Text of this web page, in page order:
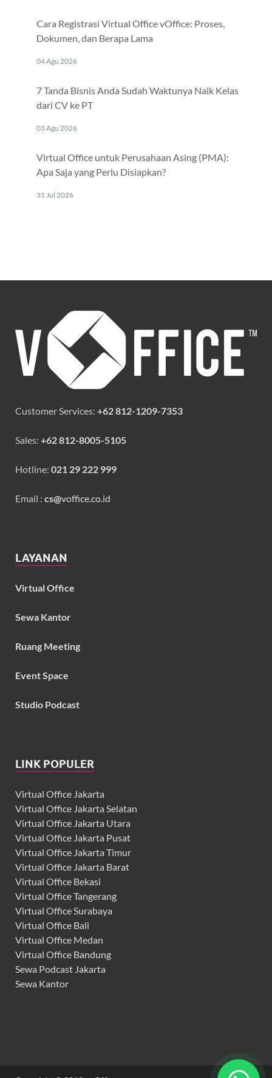
Cara Registrasi Virtual Office vOffice: Proses,
Dokumen, dan Berapa Lama
04 Agu 2026
7 Tanda Bisnis Anda Sudah Waktunya Naik Kelas
dari CV ke PT
03 Agu 2026
Virtual Office untuk Perusahaan Asing (PMA):
Apa Saja yang Perlu Disiapkan?
31 Jul 2026
Customer Services: +62 812-1209-7353
Sales: +62 812-8005-5105
Hotline: 021 29 222 999
Email : cs@voffice.co.id
LAYANAN
Virtual Office
Sewa Kantor
Ruang Meeting
Event Space
Studio Podcast
LINK POPULER
Virtual Office Jakarta
Virtual Office Jakarta Selatan
Virtual Office Jakarta Utara
Virtual Office Jakarta Pusat
Virtual Office Jakarta Timur
Virtual Office Jakarta Barat
Virtual Office Bekasi
Virtual Office Tangerang
Virtual Office Surabaya
Virtual Office Bali
Virtual Office Medan
Virtual Office Bandung
Sewa Podcast Jakarta
Sewa Kantor